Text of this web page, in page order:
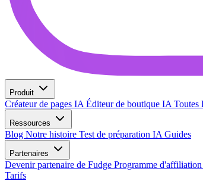
Produit
Créateur de pages IA Éditeur de boutique IA Toutes
Ressources
Blog Notre histoire Test de préparation IA Guides
Partenaires
Devenir partenaire de Fudge Programme d'affiliation
Tarifs